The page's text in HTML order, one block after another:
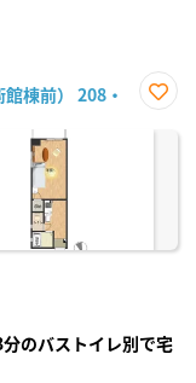
棟前） 208・
に入
のバストイレ別で宅